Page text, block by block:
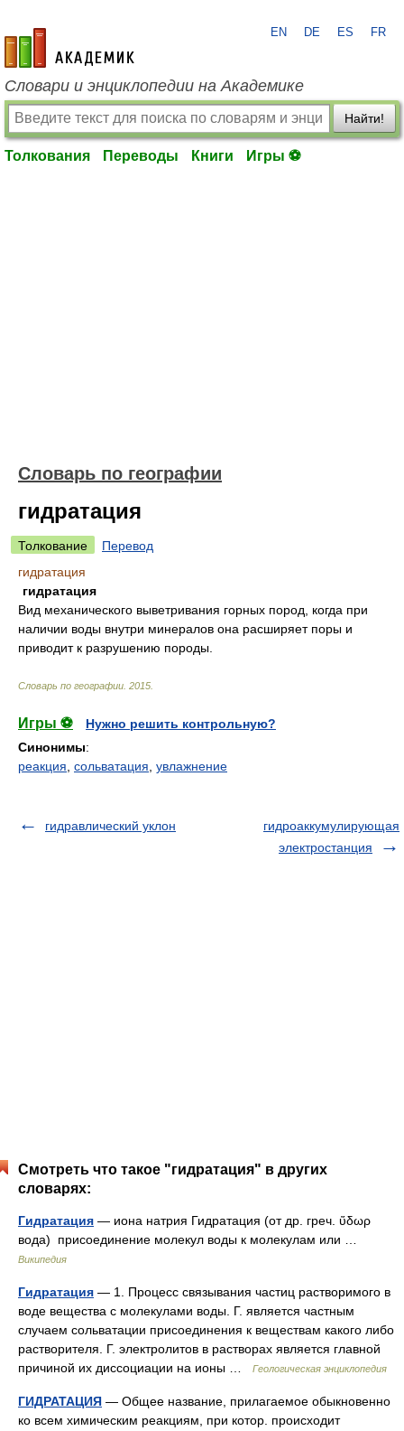
academic.ru
EN DE ES FR
Словари и энциклопедии на Академике
Найти!
Толкования Переводы Книги Игры ⚽
Словарь по географии
гидратация
Толкование
Перевод
гидратация
гидратация
Вид механического выветривания горных пород, когда при
наличии воды внутри минералов она расширяет поры и
приводит к разрушению породы.
Словарь по географии 2015
Игры ⚽
Нужно решить контрольную?
Синонимы:
реакция сольватация увлажнение
гидравлический уклон
гидроаккумулирующая
электростанция
Смотреть что такое "гидратация" в других
словарях:
Гидратация — иона натрия Гидратация (от др. греч. ὕδωρ
вода) присоединение молекул воды к молекулам или …
Википедия
Гидратация — 1. Процесс связывания частиц растворимого в
воде вещества с молекулами воды. Г. является частным
случаем сольватации присоединения к веществам какого либо
растворителя. Г. электролитов в растворах является главной
причиной их диссоциации на ионы …
Геологическая энциклопедия
ГИДРАТАЦИЯ — Общее название, прилагаемое обыкновенно
ко всем химическим реакциям, при котор. происходит